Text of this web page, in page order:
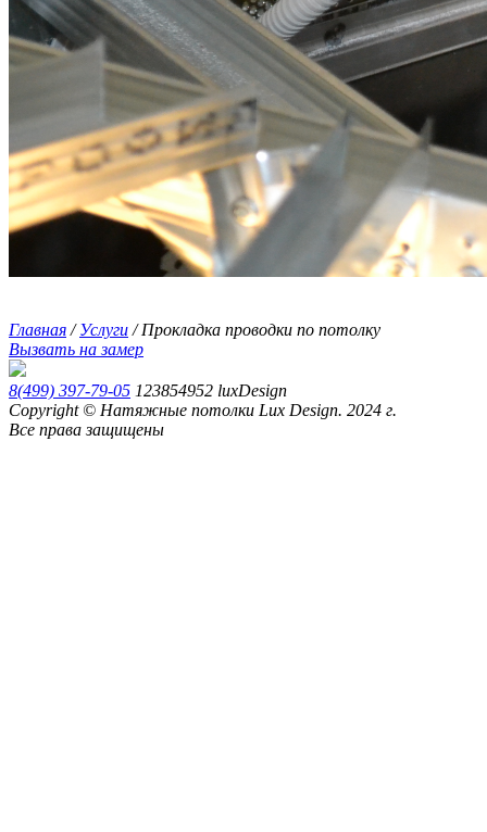
Главная /Услуги /Прокладка проводки по потолку
Вызвать на замер
8(499) 397-79-05 123854952 luxDesign
Copyright © Натяжные потолки Lux Design. 2024 г.
Все права защищены